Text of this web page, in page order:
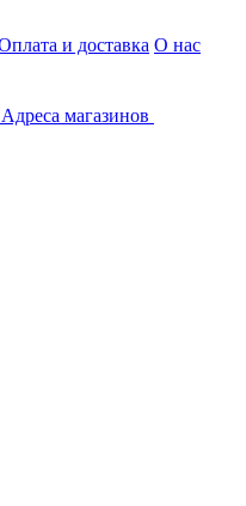
и доставка О нас
Адреса магазинов